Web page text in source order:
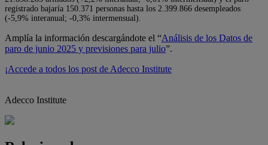
registrado bajaría 150.371 personas hasta los 2.399.866 desempleados
(-5,9% interanual; -0,3% intermensual).
Amplía la información descargándote el “Análisis de los Datos de
paro de junio 2025 y previsiones para julio”.
¡Accede a todos los post de Adecco Institute
Adecco Institute